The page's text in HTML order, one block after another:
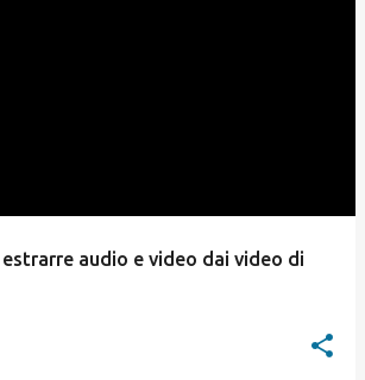
audio e video dai video di